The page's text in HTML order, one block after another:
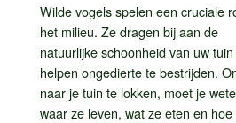
Wilde vogels spelen een cruciale
het milieu. Ze dragen bij aan de
natuurlijke schoonheid van uw
helpen ongedierte te bestrijden.
naar je tuin te lokken, moet je
waar ze leven, wat ze eten en hoe